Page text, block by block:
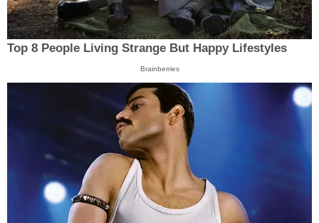
Top 8 People Living Strange But Happy Lifestyles
Brainberries